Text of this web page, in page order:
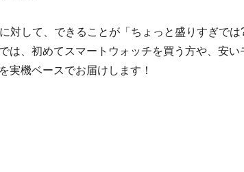
対して、できることが「ちょっと盛りすぎでは
は、初めてスマートウォッチを買う方や、安い
実機ベースでお届けします！